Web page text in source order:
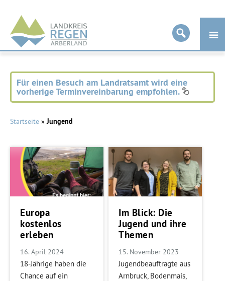
Landkreis
Regen
Für einen Besuch am Landratsamt wird eine
vorherige Terminvereinbarung empfohlen.
Startseite »Jungend
Europa
kostenlos
erleben
16. April 2024
18-Jährige haben die
Chance auf ein
Im Blick: Die
Jugend und ihre
Themen
15. November 2023
Jugendbeauftragte aus
Arnbruck, Bodenmais,